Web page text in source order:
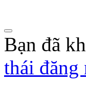
Bạn đã
thái đăng